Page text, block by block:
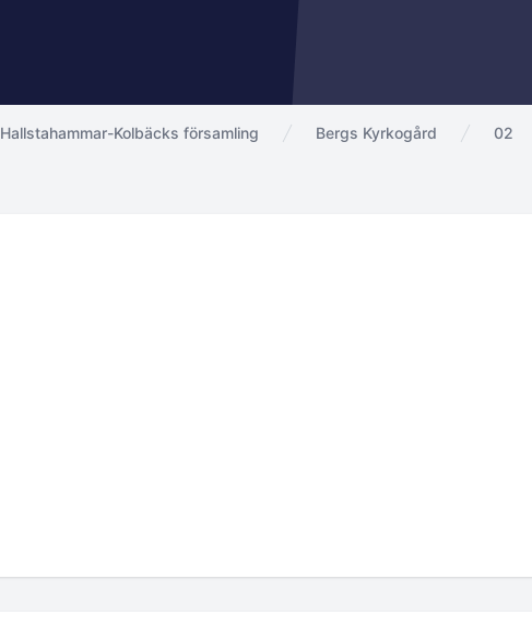
Hallstahammar-Kolbäcks församling Bergs Kyrkogård 02